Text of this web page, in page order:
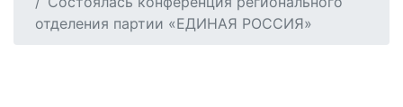
отделения партии «ЕДИНАЯ РОССИЯ»